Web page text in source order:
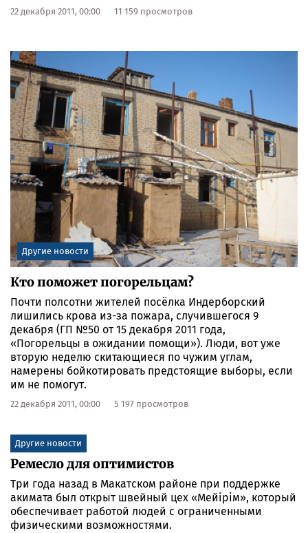
22 декабря 2011, 00:00 11 159 просмотров
Другие новости
Кто поможет погорельцам?
Почти полсотни жителей посёлка Индерборский
лишились крова из-за пожара, случившегося 9
декабря (ГП №50 от 15 декабря 2011 года,
«Погорельцы в ожидании помощи»). Люди, вот уже
вторую неделю скитающиеся по чужим углам,
намерены бойкотировать предстоящие выборы, если
им не помогут.
22 декабря 2011, 00:00 5 197 просмотров
Другие новости
Ремесло для оптимистов
Три года назад в Макатском районе при поддержке
акимата был открыт швейный цех «Мейiрiм», который
обеспечивает работой людей с ограниченными
физическими возможностями.